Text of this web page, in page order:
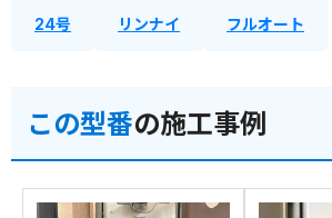
24号 リンナイ フルオート
この型番の施工事例